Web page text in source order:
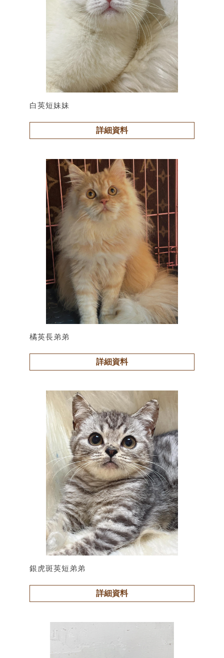
白英短妹妹
詳細資料
橘英長弟弟
詳細資料
銀虎斑英短弟弟
詳細資料